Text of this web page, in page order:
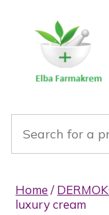
Home /
luxury cream